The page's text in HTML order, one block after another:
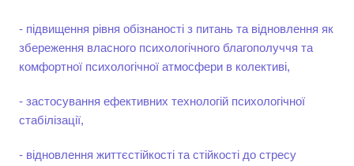
- підвищення рівня обізнаності з питань та відновлення як
збереження власного психологічного благополуччя та
комфортної психологічної атмосфери в колективі,
- застосування ефективних технологій психологічної
стабілізації,
- відновлення життєстійкості та стійкості до стресу